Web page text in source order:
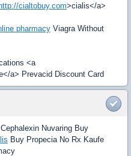
cialtobuy.com>cialis</a>
pharmacy Viagra Without
<a
a> Prevacid Discount Card
Nuvaring Buy
Buy Propecia No Rx Kaufe